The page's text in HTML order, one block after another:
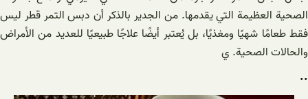
الصحية العظيمة التي يقدمها. من الجدير بالذكر أن دبس التمر قطر ليس
فقط طعامًا شهيًا ومغذيًا، بل يُعتبر أيضًا علاجًا طبيعيًا للعديد من الأمراض
والحالات الصحية. ي
..